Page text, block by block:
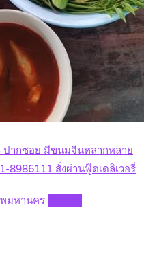
ากซอย มีขนมจีนหลากหลาย
8986111 สั่งผ่านฟู๊ดเดลิเวอรี่
พมหานคร